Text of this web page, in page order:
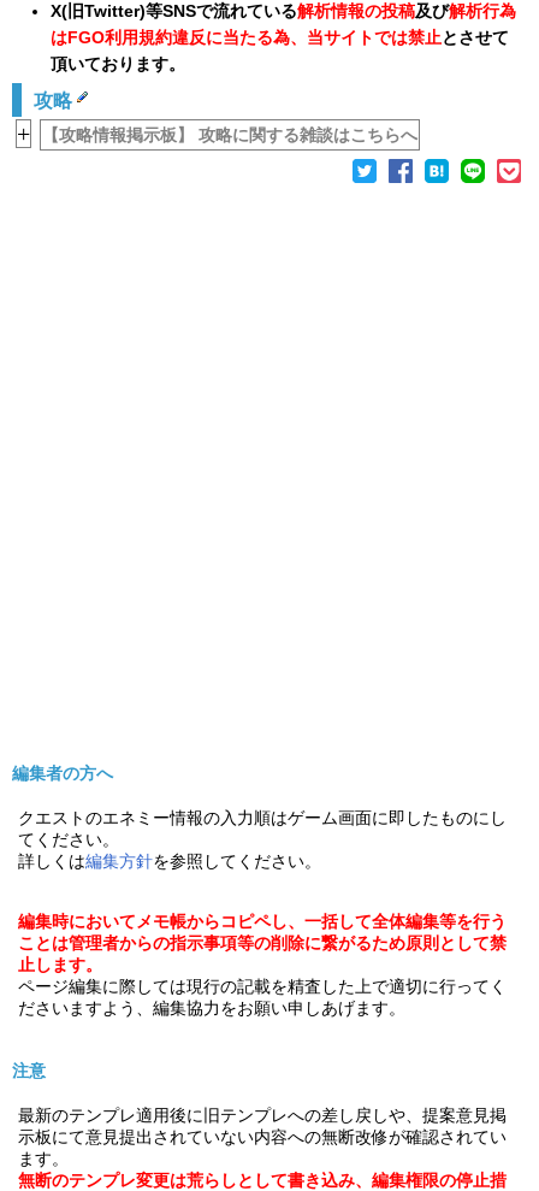
X(旧Twitter)等SNSで流れている解析情報の投稿及び解析行為
はFGO利用規約違反に当たる為、当サイトでは禁止とさせて
頂いております。
攻略
+ 【攻略情報掲示板】 攻略に関する雑談はこちらへ
編集者の方へ
クエストのエネミー情報の入力順はゲーム画面に即したものにし
てください。
詳しくは編集方針を参照してください。
編集時においてメモ帳からコピペし、一括して全体編集等を行う
ことは管理者からの指示事項等の削除に繋がるため原則として禁
止します。
ページ編集に際しては現行の記載を精査した上で適切に行ってく
ださいますよう、編集協力をお願い申しあげます。
注意
最新のテンプレ適用後に旧テンプレへの差し戻しや、提案意見掲
示板にて意見提出されていない内容への無断改修が確認されてい
ます。
無断のテンプレ変更は荒らしとして書き込み、編集権限の停止措